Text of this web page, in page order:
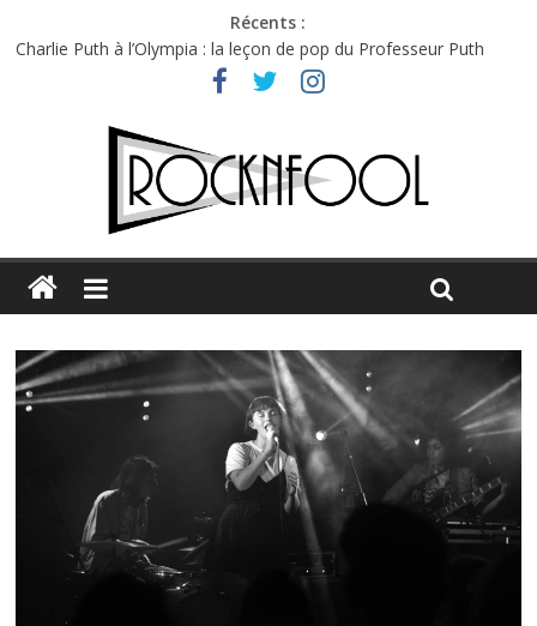
Récents :
Charlie Puth à l’Olympia : la leçon de pop du Professeur Puth
Festival Triptyque : un nouveau festival de musique indépendant
Hellfest 2026 vendredi : température et émotions en hausse
Hellfest 2026 jeudi : impossible de choisir entre chaleur et bonne
Première édition du Midgard Festival : entre bière, métal et